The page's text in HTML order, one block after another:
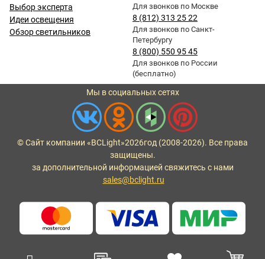
Выбор эксперта
Идеи освещения
Обзор светильников
Для звонков по Москве
8 (812) 313 25 22
Для звонков по Санкт-
Петербургу
8 (800) 550 95 45
Для звонков по России
(бесплатно)
Мы в социальных сетях
© Сайт компании «BCLight»2026год (2008-2026). Все права
защищены.
за дополнительной информацией свяжитесь с нами
sales@bclight.ru